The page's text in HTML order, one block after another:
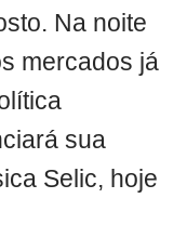
Na noite
mercados já
sua
Selic, hoje